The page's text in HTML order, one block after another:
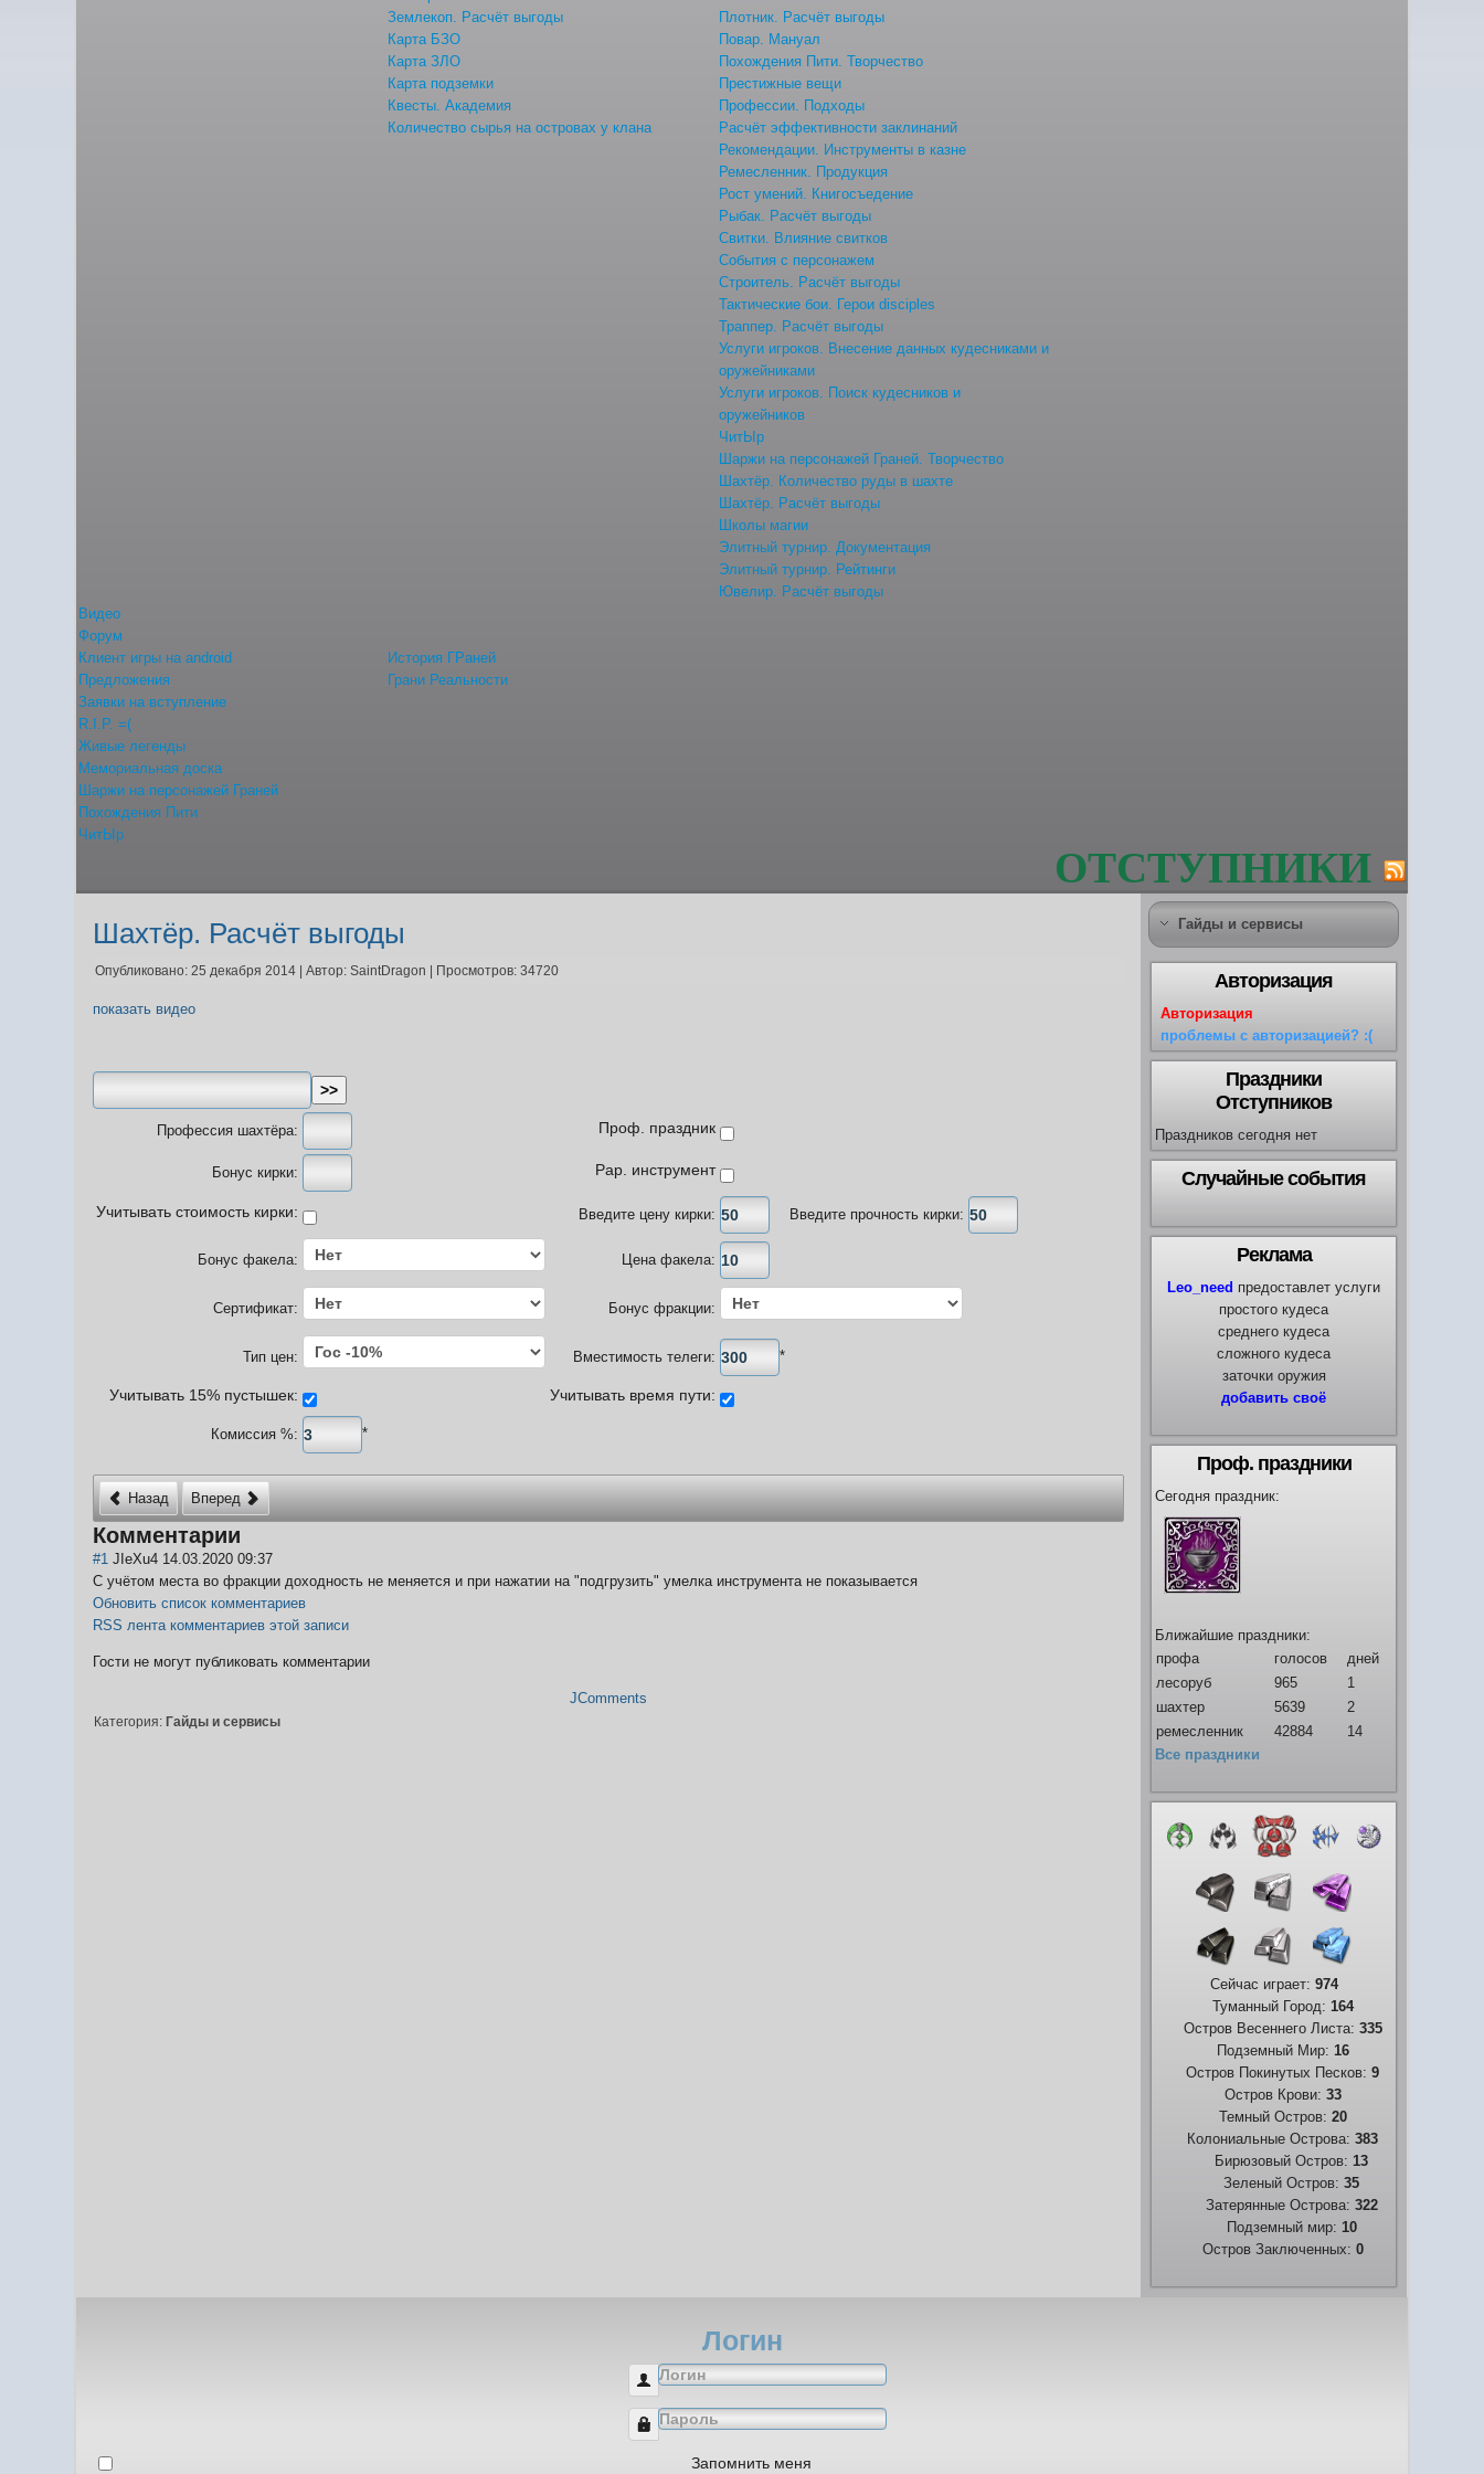
Землекоп. Расчёт выгоды
Карта БЗО
Карта ЗЛО
Карта подземки
Квесты. Академия
Количество сырья на островах у клана
Плотник. Расчёт выгоды
Повар. Мануал
Похождения Пити. Творчество
Престижные вещи
Профессии. Подходы
Расчёт эффективности заклинаний
Рекомендации. Инструменты в казне
Ремесленник. Продукция
Рост умений. Книгосъедение
Рыбак. Расчёт выгоды
Свитки. Влияние свитков
События с персонажем
Строитель. Расчёт выгоды
Тактические бои. Герои disciples
Траппер. Расчёт выгоды
Услуги игроков. Внесение данных кудесниками и
оружейниками
Услуги игроков. Поиск кудесников и
оружейников
ЧитЫр
Шаржи на персонажей Граней. Творчество
Шахтёр. Количество руды в шахте
Шахтёр. Расчёт выгоды
Школы магии
Элитный турнир. Документация
Элитный турнир. Рейтинги
Ювелир. Расчёт выгоды
Видео
Форум
Клиент игры на android
Предложения
Заявки на вступление
R.I.P. =(
История ГРаней
Живые легенды
Мемориальная доска
Шаржи на персонажей Граней
Похождения Пити
ЧитЫр
Грани Реальности
ОТСТУПНИКИ
Шахтёр. Расчёт выгоды
Опубликовано: 25 декабря 2014 |Автор: SaintDragon Просмотров: 34720
показать видео
Профессия шахтёра: Проф. праздник
Бонус кирки: Рар. инструмент
Учитывать стоимость кирки: Введите цену кирки: Введите прочность кирки:
Бонус факела: Цена факела:
Сертификат: Бонус фракции:
Тип цен: Вместимость телеги: *
Учитывать 15% пустышек: Учитывать время пути:
Комиссия %: *
Назад Вперед
Комментарии
#1 JIeXu4 14.03.2020 09:37
С учётом места во фракции доходность не меняется и при нажатии на "подгрузить" умелка инструмента не показывается
Обновить список комментариев
RSS лента комментариев этой записи
Гости не могут публиковать комментарии
JComments
Категория: Гайды и сервисы
Гайды и сервисы
Авторизация
Авторизация
проблемы с авторизацией? :(
Праздники
Отступников
Праздников сегодня нет
Случайные события
Реклама
Leo_need предоставлет услуги
простого кудеса
среднего кудеса
сложного кудеса
заточки оружия
добавить своё
Проф. праздники
Сегодня праздник:
Ближайшие праздники:
профа
голосов
дней
лесоруб
965
1
шахтер
5639
2
ремесленник
42884
14
Все праздники
Сейчас играет: 974
Туманный Город: 164
Остров Весеннего Листа: 335
Подземный Мир: 16
Остров Покинутых Песков:9
Остров Крови: 33
Темный Остров: 20
Колониальные Острова:383
Бирюзовый Остров:13
Зеленый Остров:35
Затерянные Острова: 322
Подземный мир: 10
Остров Заключенных: 0
Логин
Запомнить меня